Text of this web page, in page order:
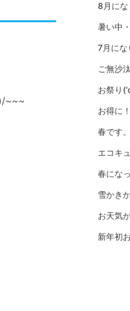
~~~
8月にな
暑い中
7月にな
ご無沙
お祭り
お得に！
春です
エコキ
春にな
雪かき
お天気
新年初